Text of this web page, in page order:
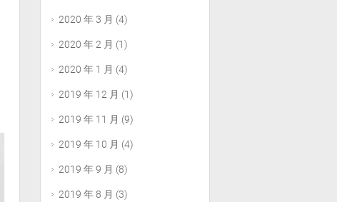
2020 年 3 月 (4)
2020 年 2 月 (1)
2020 年 1 月 (4)
2019 年 12 月 (1)
2019 年 11 月 (9)
2019 年 10 月 (4)
2019 年 9 月 (8)
2019 年 8 月 (3)